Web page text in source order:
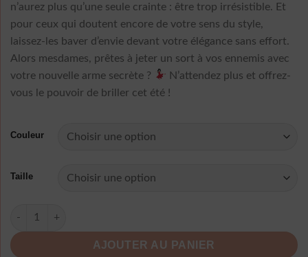
n’aurez plus qu’une seule crainte : être trop irrésistible. Et
pour ceux qui doutent encore de votre sens du style,
laissez-les baver d’envie devant votre élégance sans effort.
Alors mesdames, prêtes à jeter un sort à vos ennemis avec
votre nouvelle arme secrète ?
N’attendez plus et offrez-
vous le pouvoir de briller cet été !
Couleur
Taille
quantité de Robe D Ete A Pois Tissus En Soie Pour
AJOUTER AU PANIER